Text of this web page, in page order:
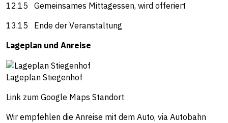
12.15 Gemeinsames Mittagessen, wird offeriert
13.15 Ende der Veranstaltung
Lageplan und Anreise
Lageplan Stiegenhof
Link zum Google Maps Standort
Wir empfehlen die Anreise mit dem Auto, via Autobahn